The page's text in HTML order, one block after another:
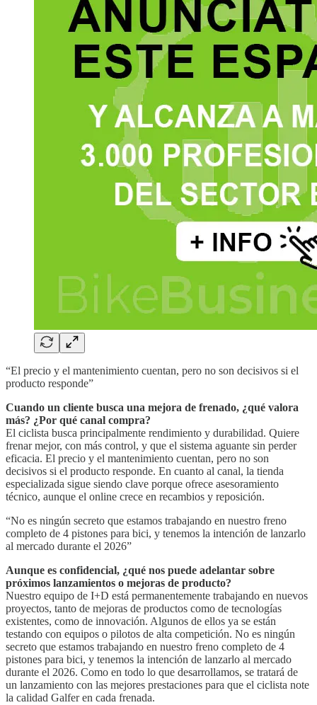
“El precio y el mantenimiento cuentan, pero no son decisivos si el
producto responde”
Cuando un cliente busca una mejora de frenado, ¿qué valora
más? ¿Por qué canal compra?
El ciclista busca principalmente rendimiento y durabilidad. Quiere
frenar mejor, con más control, y que el sistema aguante sin perder
eficacia. El precio y el mantenimiento cuentan, pero no son
decisivos si el producto responde. En cuanto al canal, la tienda
especializada sigue siendo clave porque ofrece asesoramiento
técnico, aunque el online crece en recambios y reposición.
“No es ningún secreto que estamos trabajando en nuestro freno
completo de 4 pistones para bici, y tenemos la intención de lanzarlo
al mercado durante el 2026”
Aunque es confidencial, ¿qué nos puede adelantar sobre
próximos lanzamientos o mejoras de producto?
Nuestro equipo de I+D está permanentemente trabajando en nuevos
proyectos, tanto de mejoras de productos como de tecnologías
existentes, como de innovación. Algunos de ellos ya se están
testando con equipos o pilotos de alta competición. No es ningún
secreto que estamos trabajando en nuestro freno completo de 4
pistones para bici, y tenemos la intención de lanzarlo al mercado
durante el 2026. Como en todo lo que desarrollamos, se tratará de
un lanzamiento con las mejores prestaciones para que el ciclista note
la calidad Galfer en cada frenada.